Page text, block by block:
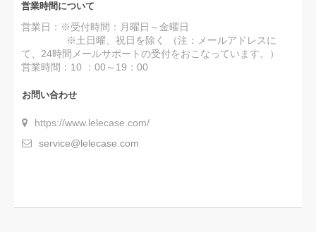
営業時間について
営業日：※受付時間：月曜日～金曜日
※土日曜、祝日を除く （注：メールアドレスに
て、24時間メールサポートの受付をおこなっています。）
営業時間：10 ：00～19：00
お問い合わせ
https://www.lelecase.com/
service@lelecase.com